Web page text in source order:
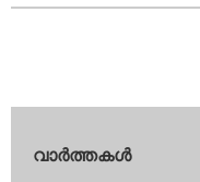
വാര്‍ത്തകള്‍